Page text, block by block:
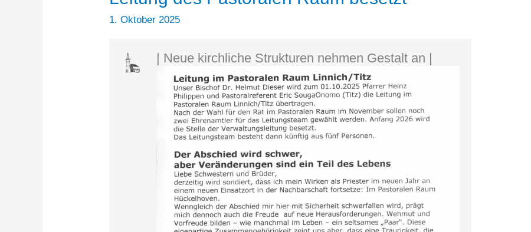
1. Oktober 2025
| Neue kirchliche Strukturen nehmen Gestalt an |